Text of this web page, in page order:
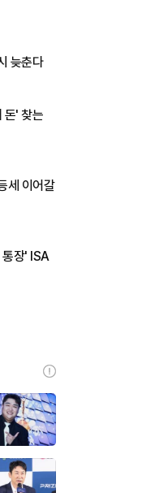
늦춘다
돈' 찾는
세 이어갈
통장' ISA